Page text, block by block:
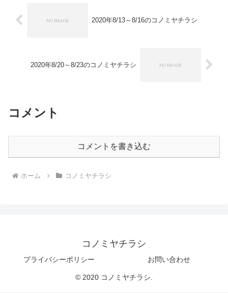
2020年8/13～8/16のコノミヤチラシ
2020年8/20～8/23のコノミヤチラシ
コメント
コメントを書き込む
ホーム コノミヤチラシ
コノミヤチラシ
プライバシーポリシー お問い合わせ
© 2020 コノミヤチラシ.